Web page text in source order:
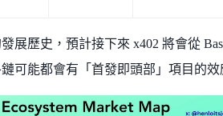
展歷史，預計接下來 x402 將會從
可能都會有「首發即頭部」項目的效